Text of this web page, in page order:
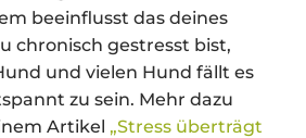
beeinflusst das deines
chronisch gestresst bist,
und vielen Hund fällt es
zu sein. Mehr dazu
Artikel „Stress überträgt